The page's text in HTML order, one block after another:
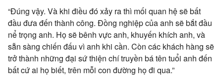
“Đúng vậy. Và khi điều đó xảy ra thì mối quan hệ sẽ bất
đầu đưa đến thành công. Đồng nghiệp của anh sẽ bắt đầu
nể trọng anh. Họ sẽ bênh vực anh, khuyến khích anh, và
sẵn sàng chiến đấu vì anh khi cần. Còn các khách hàng sẽ
trở thành những đại sứ thiện chí truyền bá tên tuổi anh đến
bất cứ ai họ biết, trên mỗi con đường họ đi qua.”